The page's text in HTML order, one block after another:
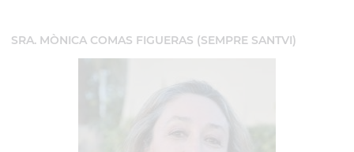
SRA. MÒNICA COMAS FIGUERAS (SEMPRE SANTVI)